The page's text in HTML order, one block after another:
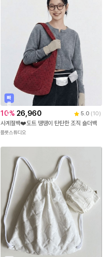
빠
른
출
발
10% 26,960 5.0 (10)
사계절백❤️도트 땡땡이 탄탄한 조직 숄더백
플룻스튜디오